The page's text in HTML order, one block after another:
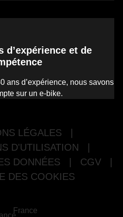
d’expérience et de
ans d’expérience, nous savons
sur un e-bike.
LÉGALES
D'UTILISATION
DONNÉES
CGV
DES COOKIES
France